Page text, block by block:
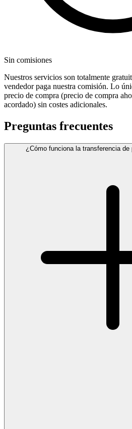
Sin comisiones
Nuestros servicios son totalmente
vendedor paga nuestra comisión. Lo
precio de compra (precio de compra
acordado) sin costes adicionales.
Preguntas frecuentes
¿Cómo funciona la transferencia de